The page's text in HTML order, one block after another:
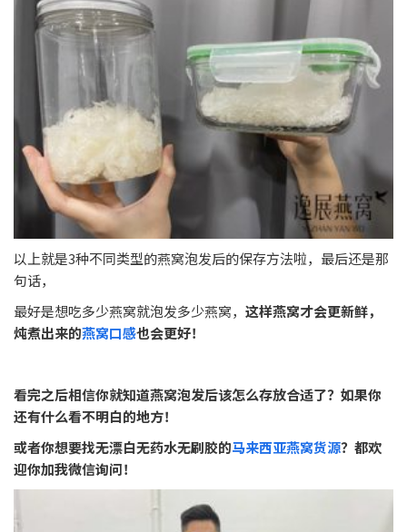
以上就是3种不同类型的燕窝泡发后的保存方法啦，最后还是那
句话，
最好是想吃多少燕窝就泡发多少燕窝， 这样燕窝才会更新鲜，
炖煮出来的燕窝口感也会更好！
看完之后相信你就知道燕窝泡发后该怎么存放合适了？如果你
还有什么看不明白的地方！
或者你想要找无漂白无药水无刷胶的马来西亚燕窝货源？都欢
迎你加我微信询问！